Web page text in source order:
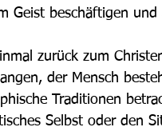
Geist beschäftigen
zurück zum
der Mensch
Traditionen
Selbst oder den